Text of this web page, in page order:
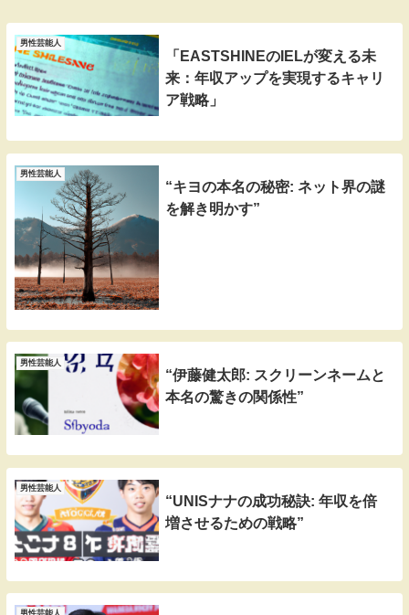
男性芸能人
「EASTSHINEのIELが変える未
来：年収アップを実現するキャリ
ア戦略」
男性芸能人
“キヨの本名の秘密: ネット界の謎
を解き明かす”
男性芸能人
“伊藤健太郎: スクリーンネームと
本名の驚きの関係性”
男性芸能人
“UNISナナの成功秘訣: 年収を倍
増させるための戦略”